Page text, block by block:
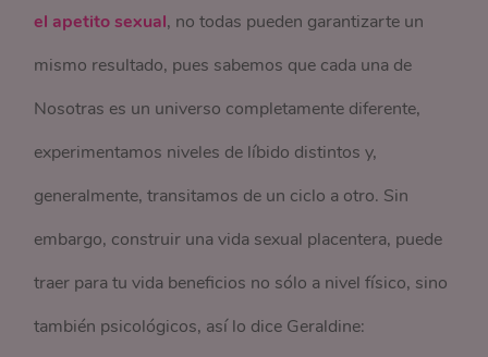
el apetito sexual, no todas pueden garantizarte un
mismo resultado, pues sabemos que cada una de
Nosotras es un universo completamente diferente,
experimentamos niveles de líbido distintos y,
generalmente, transitamos de un ciclo a otro. Sin
embargo, construir una vida sexual placentera, puede
traer para tu vida beneficios no sólo a nivel físico, sino
también psicológicos, así lo dice Geraldine: